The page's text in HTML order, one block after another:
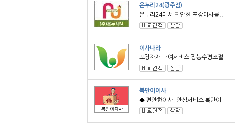
온누리24(광주점)
온누리24에서 편안한 포장이사를..
이사나라
포장자재 대여서비스 장농수평조절...
복만이이사
◆ 편안한이사, 안심서비스 복만이 ...